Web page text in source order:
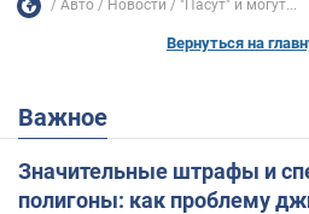
Авто Новости "Пасут" и могут...
Вернуться на
Важное
Значительные штрафы и
полигоны: как проблему